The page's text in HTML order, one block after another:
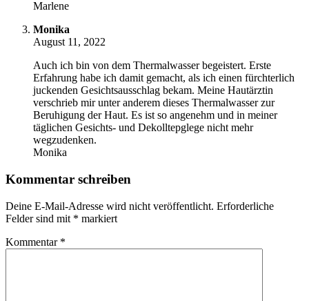
Marlene
Monika
August 11, 2022
Auch ich bin von dem Thermalwasser begeistert. Erste
Erfahrung habe ich damit gemacht, als ich einen fürchterlich
juckenden Gesichtsausschlag bekam. Meine Hautärztin
verschrieb mir unter anderem dieses Thermalwasser zur
Beruhigung der Haut. Es ist so angenehm und in meiner
täglichen Gesichts- und Dekolltepglege nicht mehr
wegzudenken.
Monika
Kommentar schreiben
Deine E-Mail-Adresse wird nicht veröffentlicht. Erforderliche
Felder sind mit * markiert
Kommentar *